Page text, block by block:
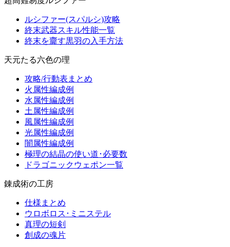
ルシファー(スパルシ)攻略
終末武器スキル性能一覧
終末を齎す黒羽の入手方法
天元たる六色の理
攻略/行動表まとめ
火属性編成例
水属性編成例
土属性編成例
風属性編成例
光属性編成例
闇属性編成例
極理の結晶の使い道･必要数
ドラゴニックウェポン一覧
錬成術の工房
仕様まとめ
ウロボロス･ミニステル
真理の短剣
創成の魂片